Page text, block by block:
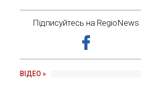
Підписуйтесь на RegioNews
ВІДЕО »